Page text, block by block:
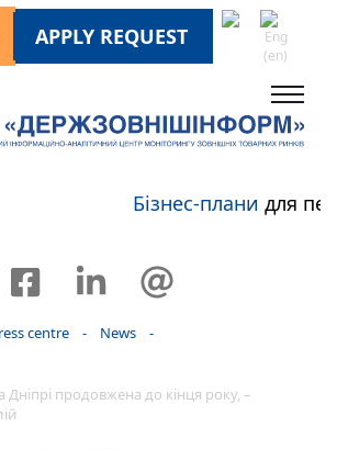
APPLY REQUEST
Бізнес-планидля
centre - News -
Дніпрі продовжена до кінця року, –